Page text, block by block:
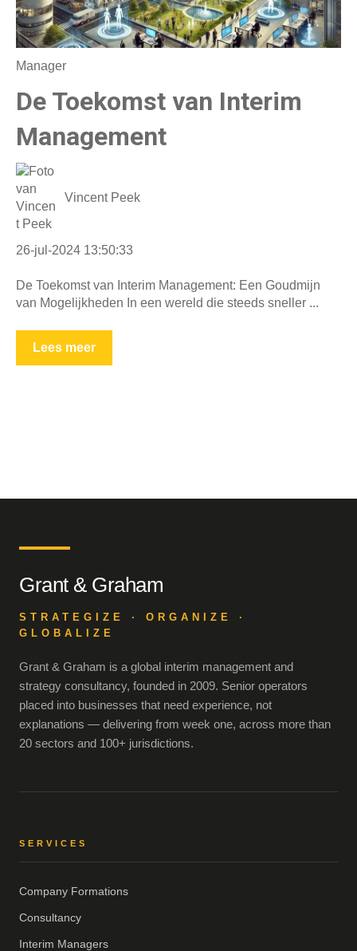
Manager
De Toekomst van Interim
Management
Vincent Peek
26-jul-2024 13:50:33
De Toekomst van Interim Management: Een Goudmijn
van Mogelijkheden In een wereld die steeds sneller ...
Lees meer
Grant & Graham
STRATEGIZE · ORGANIZE ·
GLOBALIZE
Grant & Graham is a global interim management and
strategy consultancy, founded in 2009. Senior operators
placed into businesses that need experience, not
explanations — delivering from week one, across more than
20 sectors and 100+ jurisdictions.
SERVICES
Company Formations
Consultancy
Interim Managers